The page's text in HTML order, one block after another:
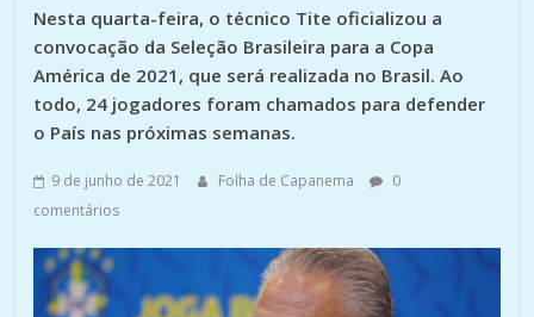
Nesta quarta-feira, o técnico Tite oficializou a
convocação da Seleção Brasileira para a Copa
América de 2021, que será realizada no Brasil. Ao
todo, 24 jogadores foram chamados para defender
o País nas próximas semanas.
9 de junho de 2021 Folha de Capanema
0
comentários